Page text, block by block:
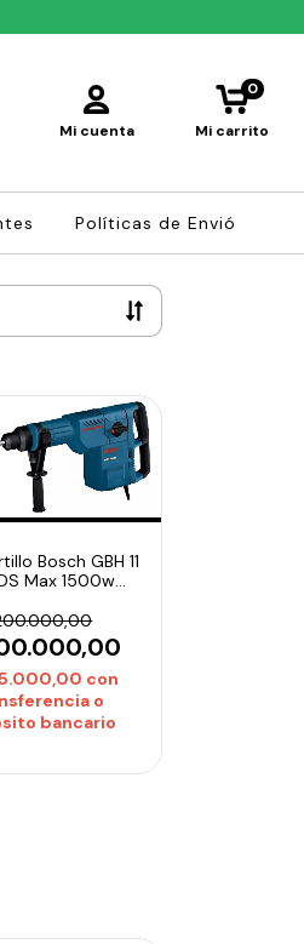
Mi cuenta Mi carrito
0
Políticas de Envió
Bosch GBH 11
Max 1500w
con
o
bancario